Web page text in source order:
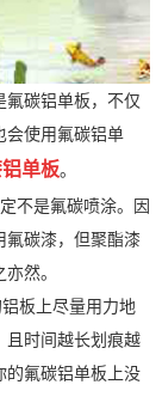
氟碳铝单板，不仅
会使用氟碳铝单
单板。
不是氟碳喷涂。因
氟碳漆，但聚酯漆
然。
板上尽量用力地
且时间越长划痕越
的氟碳铝单板上没